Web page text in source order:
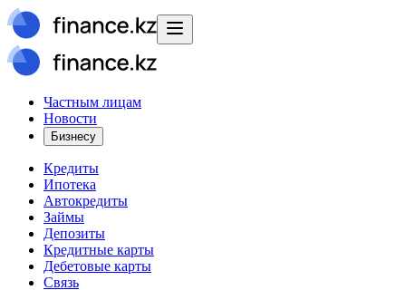
Частным лицам
Новости
Бизнесу
Кредиты
Ипотека
Автокредиты
Займы
Депозиты
Кредитные карты
Дебетовые карты
Связь